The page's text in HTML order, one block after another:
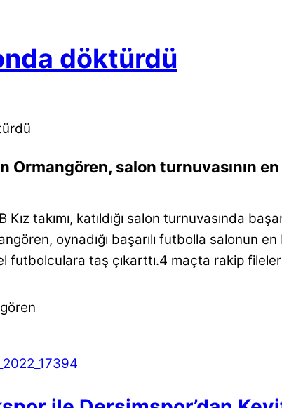
döktürdü
Ormangören, salon turnuvasının
takımı, katıldığı salon turnuvasında
oynadığı başarılı futbolla salonun
futbolculara taş çıkarttı.4 maçta rakip